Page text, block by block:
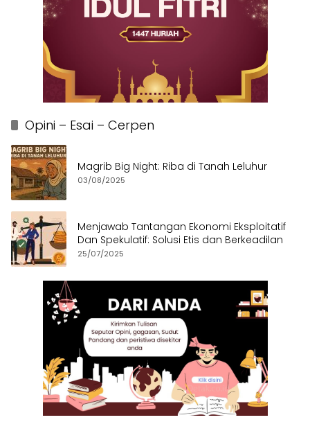
Opini – Esai – Cerpen
Magrib Big Night: Riba di Tanah Leluhur
03/08/2025
Menjawab Tantangan Ekonomi Eksploitatif
Dan Spekulatif: Solusi Etis dan Berkeadilan
25/07/2025